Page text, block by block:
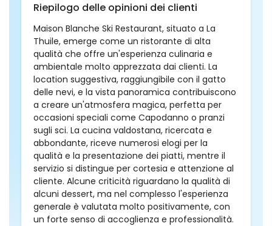
Riepilogo delle opinioni dei clienti
Maison Blanche Ski Restaurant, situato a La
Thuile, emerge come un ristorante di alta
qualità che offre un'esperienza culinaria e
ambientale molto apprezzata dai clienti. La
location suggestiva, raggiungibile con il gatto
delle nevi, e la vista panoramica contribuiscono
a creare un'atmosfera magica, perfetta per
occasioni speciali come Capodanno o pranzi
sugli sci. La cucina valdostana, ricercata e
abbondante, riceve numerosi elogi per la
qualità e la presentazione dei piatti, mentre il
servizio si distingue per cortesia e attenzione al
cliente. Alcune criticità riguardano la qualità di
alcuni dessert, ma nel complesso l'esperienza
generale è valutata molto positivamente, con
un forte senso di accoglienza e professionalità.